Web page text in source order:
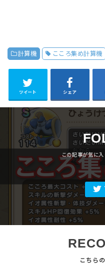
計算機 こころ集め計算機
ツイート シェア